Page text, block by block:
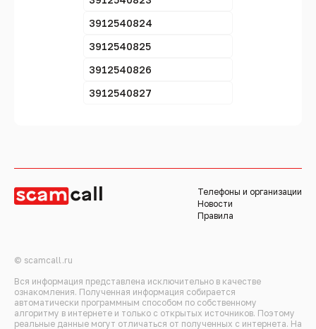
3912540824
3912540825
3912540826
3912540827
Телефоны и организации
Новости
Правила
© scamcall.ru
Вся информация представлена исключительно в качестве
ознакомления. Полученная информация собирается
автоматически программным способом по собственному
алгоритму в интернете и только с открытых источников. Поэтому
реальные данные могут отличаться от полученных с интернета. На